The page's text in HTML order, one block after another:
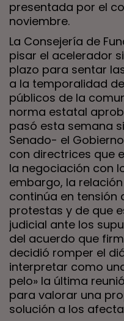
presentada por el
noviembre.
La Consejería de
pisar el acelerador
plazo para sentar
a la temporalidad
públicos de la
norma estatal
pasó esta semana
Senado- el
con directrices que
la negociación con
embargo, la
continúa en tensión
protestas y de que
judicial ante los
del acuerdo que
decidió romper el
interpretar como
pelo» la última
para valorar una
solución a los